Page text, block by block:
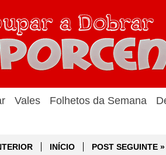
Vales Folhetos da Semana
INÍCIO POST SEGUINTE »